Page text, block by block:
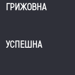
ГРИЖОВНА
УСПЕШНА